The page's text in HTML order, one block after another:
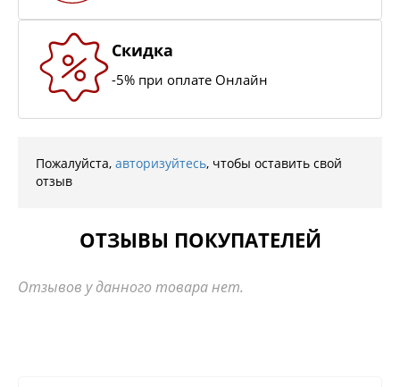
Скидка
-5% при оплате Онлайн
Пожалуйста, авторизуйтесь, чтобы оставить свой
отзыв
ОТЗЫВЫ ПОКУПАТЕЛЕЙ
Отзывов у данного товара нет.